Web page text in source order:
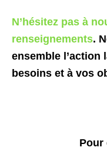
N’hésitez pas à
renseignements.
ensemble l’action
besoins et à vos
Pour